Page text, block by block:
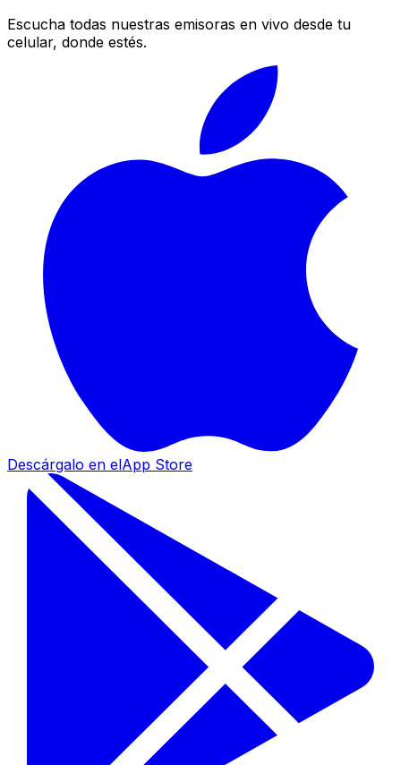
Escucha todas nuestras emisoras en vivo desde tu
celular, donde estés.
Descárgalo en elApp Store